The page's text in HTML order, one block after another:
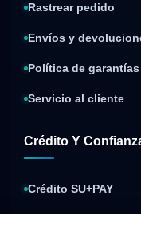
Rastrear pedido
Envíos y
Política de garantías
Servicio al cliente
Crédito Y
Crédito SU+PAY